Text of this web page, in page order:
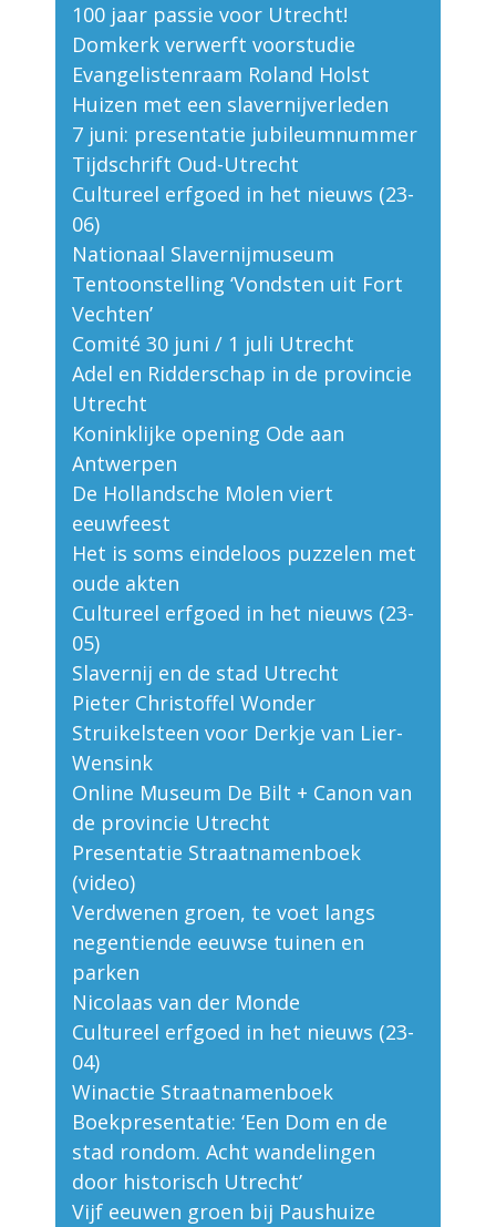
100 jaar passie voor Utrecht!
Domkerk verwerft voorstudie
Evangelistenraam Roland Holst
Huizen met een slavernijverleden
7 juni: presentatie jubileumnummer
Tijdschrift Oud-Utrecht
Cultureel erfgoed in het nieuws (23-
06)
Nationaal Slavernijmuseum
Tentoonstelling ‘Vondsten uit Fort
Vechten’
Comité 30 juni / 1 juli Utrecht
Adel en Ridderschap in de provincie
Utrecht
Koninklijke opening Ode aan
Antwerpen
De Hollandsche Molen viert
eeuwfeest
Het is soms eindeloos puzzelen met
oude akten
Cultureel erfgoed in het nieuws (23-
05)
Slavernij en de stad Utrecht
Pieter Christoffel Wonder
Struikelsteen voor Derkje van Lier-
Wensink
Online Museum De Bilt + Canon van
de provincie Utrecht
Presentatie Straatnamenboek
(video)
Verdwenen groen, te voet langs
negentiende eeuwse tuinen en
parken
Nicolaas van der Monde
Cultureel erfgoed in het nieuws (23-
04)
Winactie Straatnamenboek
Boekpresentatie: ‘Een Dom en de
stad rondom. Acht wandelingen
door historisch Utrecht’
Vijf eeuwen groen bij Paushuize